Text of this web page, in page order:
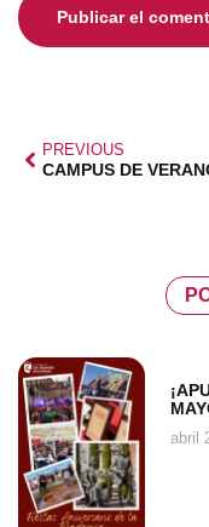
PREVIOUS
abril